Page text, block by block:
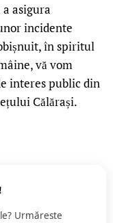
asigura
incidente
în spiritul
vă vom
interes public din
Călărași.
Urmăreste